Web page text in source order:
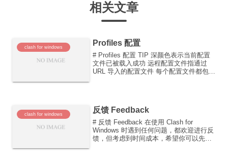
相关文章
clash for windows Profiles 配置
# Profiles 配置 TIP 深颜色表示当前配置
文件已被载入成功 远程配置文件指通过
URL 导入的配置文件 每个配置文件都包括
clash for windows 反馈 Feedback
# 反馈 Feedback 在使用 Clash for
Windows 时遇到任何问题，都欢迎进行反
馈，但考虑到时间成本，希望你可以先自